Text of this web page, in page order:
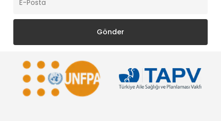
Gönder